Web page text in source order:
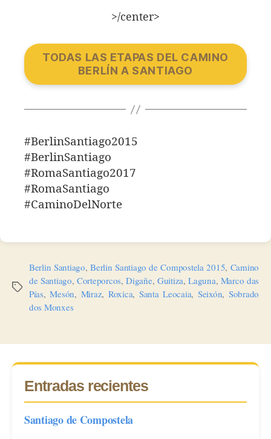
>/center>
TODAS LAS ETAPAS DEL CAMINO
BERLÍN A SANTIAGO
#BerlinSantiago2015
#BerlinSantiago
#RomaSantiago2017
#RomaSantiago
#CaminoDelNorte
Etiquetas
Berlin Santiago,Berlin Santiago de Compostela 2015, Camino
de Santiago, Corteporcos,Digañe, Guitiza,Laguna, Marco das
Pías,Mesón, Miraz, Roxica, Santa Leocaia, Seixón, Sobrado
dos Monxes
Entradas recientes
Santiago de Compostela